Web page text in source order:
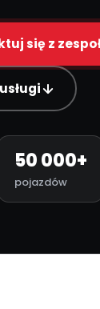
się z
50 000+
pojazdów